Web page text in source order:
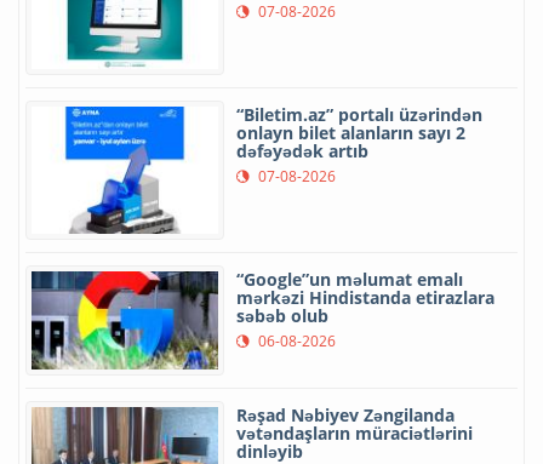
07-08-2026
“Biletim.az” portalı üzərindən
onlayn bilet alanların sayı 2
dəfəyədək artıb
07-08-2026
“Google”un məlumat emalı
mərkəzi Hindistanda etirazlara
səbəb olub
06-08-2026
Rəşad Nəbiyev Zəngilanda
vətəndaşların müraciətlərini
dinləyib